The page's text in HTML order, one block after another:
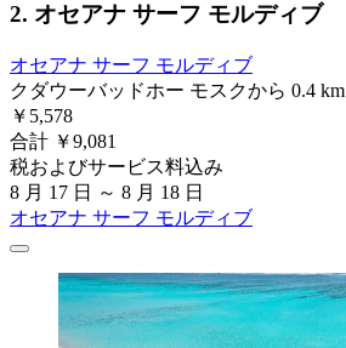
2. オセアナ サーフ モルディブ
オセアナ サーフ モルディブ
クダウーバッドホー モスクから 0.4 km
￥5,578
合計 ￥9,081
税およびサービス料込み
8 月 17 日 ～ 8 月 18 日
オセアナ サーフ モルディブ